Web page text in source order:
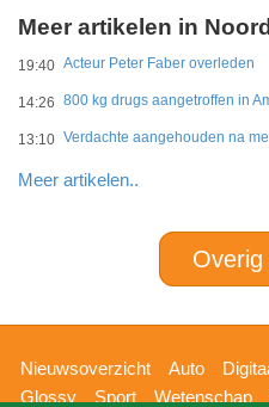
Meer artikelen in
19:40 Acteur Peter Faber overleden
14:26 800 kg drugs aangetroffen in
13:10
Meer artikelen..
Overig
Hoofdnavigatie
Nieuwsoverzicht Auto
Glossy
Sport Wetenschap